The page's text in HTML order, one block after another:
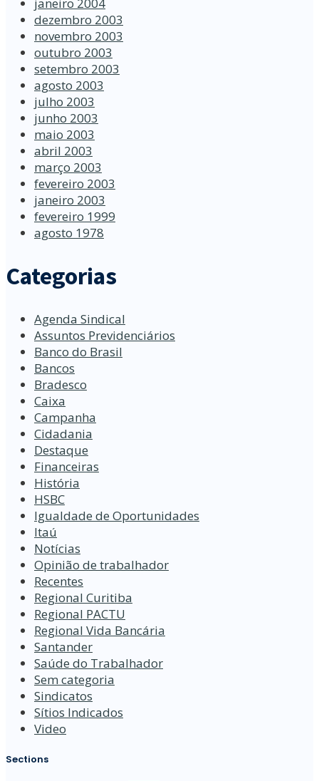
dezembro 2003
novembro 2003
outubro 2003
setembro 2003
agosto 2003
julho 2003
junho 2003
maio 2003
abril 2003
março 2003
fevereiro 2003
janeiro 2003
fevereiro 1999
agosto 1978
Categorias
Agenda Sindical
Assuntos Previdenciários
Banco do Brasil
Bancos
Bradesco
Caixa
Campanha
Cidadania
Destaque
Financeiras
História
HSBC
Igualdade de Oportunidades
Itaú
Notícias
Opinião de trabalhador
Recentes
Regional Curitiba
Regional PACTU
Regional Vida Bancária
Santander
Saúde do Trabalhador
Sem categoria
Sindicatos
Sítios Indicados
Video
Sections